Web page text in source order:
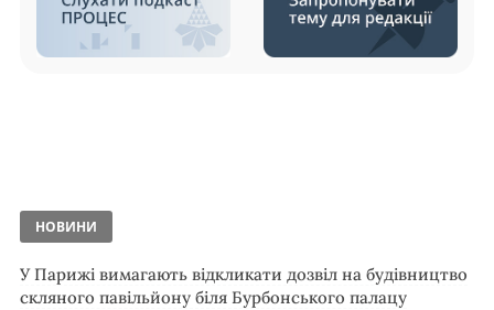
НОВИНИ
У Парижі вимагають відкликати дозвіл на будівництво
скляного павільйону біля Бурбонського палацу